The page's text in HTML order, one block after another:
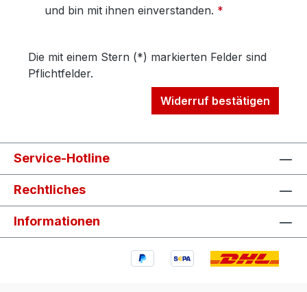
und bin mit ihnen einverstanden. *
Die mit einem Stern (*) markierten Felder sind
Pflichtfelder.
Widerruf bestätigen
Service-Hotline
Rechtliches
Informationen